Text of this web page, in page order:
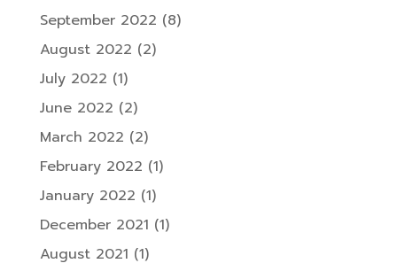
September 2022 (8)
August 2022 (2)
July 2022 (1)
June 2022 (2)
March 2022 (2)
February 2022 (1)
January 2022 (1)
December 2021 (1)
August 2021 (1)